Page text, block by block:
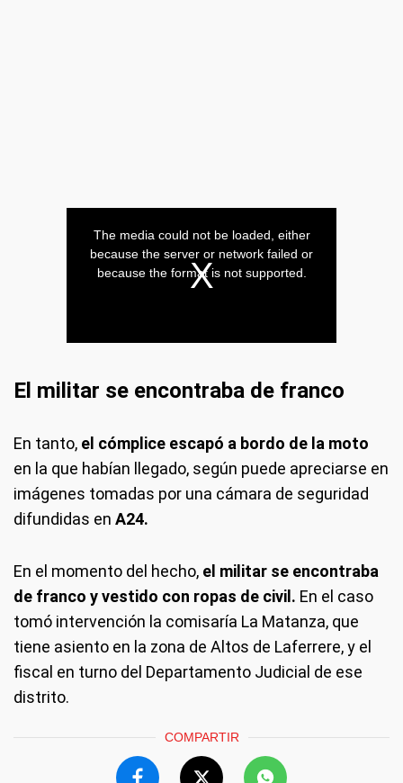
El militar se encontraba de franco
En tanto, el cómplice escapó a bordo de la moto
en la que habían llegado, según puede apreciarse en
imágenes tomadas por una cámara de seguridad
difundidas en A24.
En el momento del hecho, el militar se encontraba
de franco y vestido con ropas de civil. En el caso
tomó intervención la comisaría La Matanza, que
tiene asiento en la zona de Altos de Laferrere, y el
fiscal en turno del Departamento Judicial de ese
distrito.
COMPARTIR